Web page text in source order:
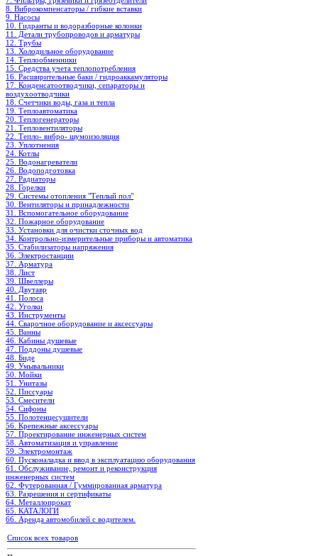
8. Виброкомпенсаторы / гибкие вставки
9. Насосы
10. Гидранты и водоразборные колонки
11. Детали трубопроводов и арматуры
12. Трубы
13. Холодильное oборудование
14. Теплообменники
15. Средства учета теплопотребления
16. Расширительные баки / гидроаккамуляторы
17. Конденсатоотводчики, сепараторы и
воздухоотводчики
18. Счетчики воды, газа и тепла
19. Теплоавтоматика
20. Теплогенераторы
21. Тепловентиляторы
22. Тепло- вибро- шумоизоляция
23. Уплотнения
24. Котлы
25. Водонагреватели
26. Водоподготовка
27. Радиаторы
28. Горелки
29. Системы отопления "Теплый пол"
30. Вентиляторы и принадлежности
31. Вспомогательное оборудование
32. Пожарное оборудование
33. Установки для очистки сточных вод
34. Контрольно-измерительные приборы и автоматика
35. Стабилизаторы напряжения
36. Электростанции
37. Арматура
38. Лист
39. Швеллеры
40. Двутавр
41. Полоса
42. Уголки
43. Инструменты
44. Сварочное оборудование и аксессуары
45. Ванны
46. Кабины душевые
47. Поддоны душевые
48. Биде
49. Умывальники
50. Мойки
51. Унитазы
52. Писсуары
53. Смесители
54. Сифоны
55. Полотенцесушители
56. Крепежные аксессуары
57. Проектирование инженерных систем
58. Автоматизация и управление
59. Электромонтаж
60. Пусконаладка и ввод в эксплуатацию оборудования
61. Обслуживание, ремонт и реконструкция
инженерных систем
62. Футерованная / Гуммированная арматура
63. Разрешения и сертификаты
64. Металлопрокат
65. КАТАЛОГИ
66. Аренда автомобилей с водителем.
Список всех товаров